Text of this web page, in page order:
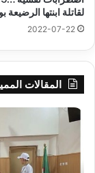
لقاتلة ابنتها الرضيعة
2022-07-22
المقالات
جيجل:
المخيم